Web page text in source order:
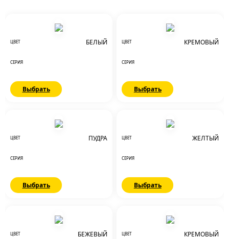
ЦВЕТ БЕЛЫЙ
СЕРИЯ
Выбрать
ЦВЕТ КРЕМОВЫЙ
СЕРИЯ
Выбрать
ЦВЕТ ПУДРА
СЕРИЯ
Выбрать
ЦВЕТ ЖЕЛТЫЙ
СЕРИЯ
Выбрать
ЦВЕТ БЕЖЕВЫЙ ЦВЕТ КРЕМОВЫЙ